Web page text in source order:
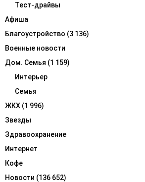
Тест-драйвы
Афиша
Благоустройство (3 136)
Военные новости
Дом. Семья (1 159)
Интерьер
Семья
ЖКХ (1 996)
Звезды
Здравоохранение
Интернет
Кофе
Новости (136 652)